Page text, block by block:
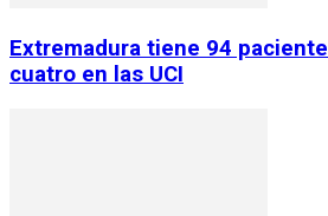
Extremadura tiene 94
cuatro en las UCI